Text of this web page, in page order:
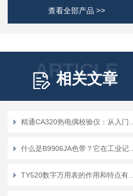
查看全部产品 >>
ARTICLE
相关文章